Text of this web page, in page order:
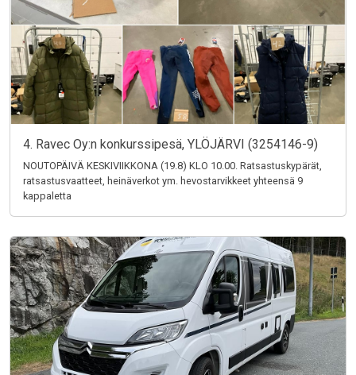
4. Ravec Oy:n konkurssipesä, YLÖJÄRVI (3254146-9)
NOUTOPÄIVÄ KESKIVIIKKONA (19.8) KLO 10.00. Ratsastuskypärät,
ratsastusvaatteet, heinäverkot ym. hevostarvikkeet yhteensä 9
kappaletta